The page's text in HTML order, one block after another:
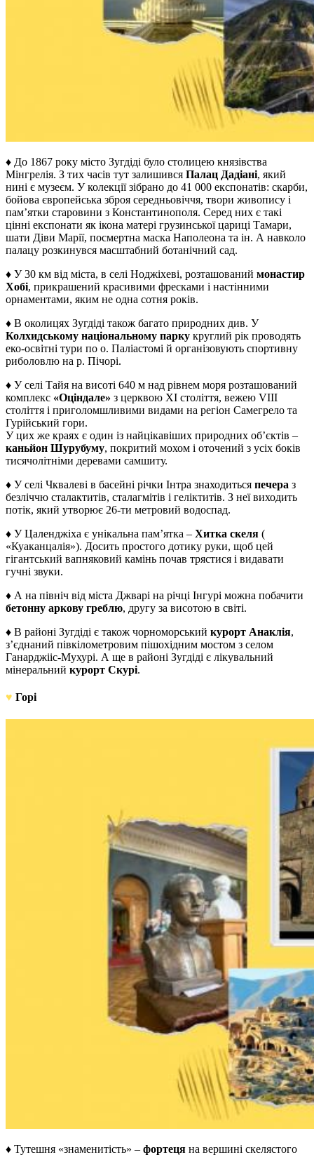
♦ До 1867 року місто Зугдіді було столицею князівства
Мінгрелія. З тих часів тут залишився Палац Дадіані, який
нині є музеєм. У колекції зібрано до 41 000 експонатів: скарби,
бойова європейська зброя середньовіччя, твори живопису і
пам’ятки старовини з Константинополя. Серед них є такі
цінні експонати як ікона матері грузинської цариці Тамари,
шати Діви Марії, посмертна маска Наполеона та ін. А навколо
палацу розкинувся масштабний ботанічний сад.
♦ У 30 км від міста, в селі Ноджіхеві, розташований монастир
Хобі, прикрашений красивими фресками і настінними
орнаментами, яким не одна сотня років.
♦ В околицях Зугдіді також багато природних див. У
Колхидському національному парку круглий рік проводять
еко-освітні тури по о. Паліастомі й організовують спортивну
риболовлю на р. Пічорі.
♦ У селі Тайя на висоті 640 м над рівнем моря розташований
комплекс «Оціндале» з церквою XI століття, вежею VIII
століття і приголомшливими видами на регіон Самегрело та
Гурійський гори.
У цих же краях є один із найцікавіших природних об’єктів –
каньйон Шурубуму, покритий мохом і оточений з усіх боків
тисячолітніми деревами самшиту.
♦ У селі Чквалеві в басейні річки Інтра знаходиться печера з
безліччю сталактитів, сталагмітів і геліктитів. З неї виходить
потік, який утворює 26-ти метровий водоспад.
♦ У Цаленджіха є унікальна пам’ятка – Хитка скеля (
«Куаканцалія»). Досить простого дотику руки, щоб цей
гігантський вапняковий камінь почав трястися і видавати
гучні звуки.
♦ А на північ від міста Джварі на річці Інгурі можна побачити
бетонну аркову греблю, другу за висотою в світі.
♦ В районі Зугдіді є також чорноморський курорт Анаклія,
з’єднаний півкілометровим пішохідним мостом з селом
Ганарджііс-Мухурі. А ще в районі Зугдіді є лікувальний
мінеральний курорт Скурі.
♥ Горі
♦ Тутешня «знаменитість» – фортеця на вершині скелястого